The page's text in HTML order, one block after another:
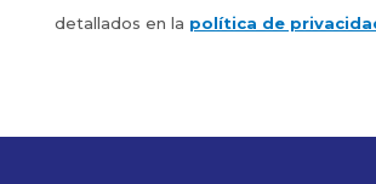
detallados en la política de